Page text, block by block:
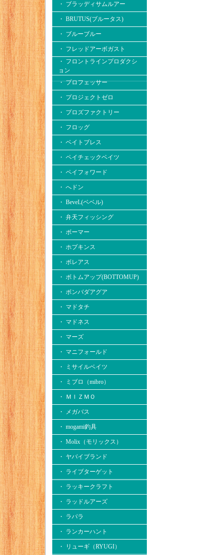
・ ブラッディサムルアー
・ BRUTUS(ブルータス)
・ ブルーブルー
・ フレッドアーボガスト
・ フロントラインプロダクシ
ョン
・ プロフェッサー
・ プロジェクトゼロ
・ プロズファクトリー
・ フロッグ
・ ベイトブレス
・ ペイチェックベイツ
・ ペイフォワード
・ へドン
・ BeveL(ベベル)
・ 弁天フィッシング
・ ボーマー
・ ホプキンス
・ ボレアス
・ ボトムアップ(BOTTOMUP)
・ ボンバダアグア
・ マドタチ
・ マドネス
・ マーズ
・ マニフォールド
・ ミサイルベイツ
・ ミブロ（mibro）
・ ＭＩＺＭＯ
・ メガバス
・ mogami釣具
・ Molix（モリックス）
・ ヤバイブランド
・ ライブターゲット
・ ラッキークラフト
・ ラッドルアーズ
・ ラパラ
・ ランカーハント
・ リューギ（RYUGI）